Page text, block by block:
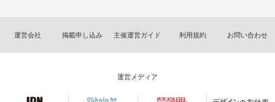
運営会社 掲載申し込み 主催運営ガイド 利用規約 お問い合わせ
運営メディア